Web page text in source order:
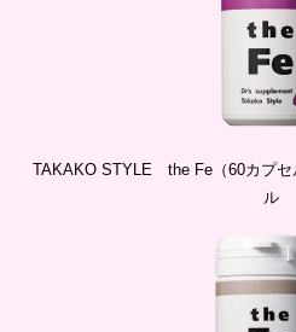
TAKAKO STYLE the Fe（60カプセ
ル